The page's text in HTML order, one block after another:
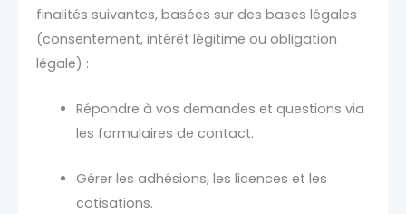
finalités suivantes, basées sur des bases légales
(consentement, intérêt légitime ou obligation
légale) :
Répondre à vos demandes et questions via
les formulaires de contact.
Gérer les adhésions, les licences et les
cotisations.